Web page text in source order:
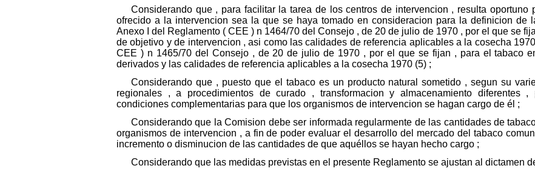
Considerando que , para facilitar la tarea de los centros de intervencion , resulta oportuno
ofrecido a la intervencion sea la que se haya tomado en consideracion para la definicion de
Anexo I del Reglamento ( CEE ) n 1464/70 del Consejo , de 20 de julio de 1970 , por el que se
de objetivo y de intervencion , asi como las calidades de referencia aplicables a la cosecha
CEE ) n 1465/70 del Consejo , de 20 de julio de 1970 , por el que se fijan , para el tabaco
derivados y las calidades de referencia aplicables a la cosecha 1970 (5) ;
Considerando que , puesto que el tabaco es un producto natural sometido , segun su
regionales , a procedimientos de curado , transformacion y almacenamiento diferentes ,
condiciones complementarias para que los organismos de intervencion se hagan cargo de él ;
Considerando que la Comision debe ser informada regularmente de las cantidades de
organismos de intervencion , a fin de poder evaluar el desarrollo del mercado del tabaco
incremento o disminucion de las cantidades de que aquéllos se hayan hecho cargo ;
Considerando que las medidas previstas en el presente Reglamento se ajustan al dictamen